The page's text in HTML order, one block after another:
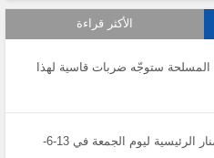
الأكثر قراءة
المسلحة ستوجّه ضربات قاسية لهذا
مقدمة نشرة أخبار المنار الرئيسية ليوم الجمعة في 13-6-